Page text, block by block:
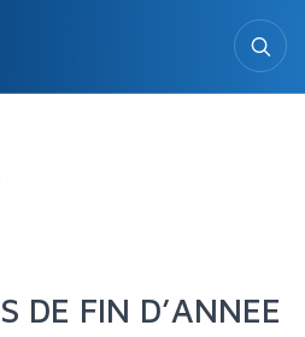
DE FIN D’ANNEE